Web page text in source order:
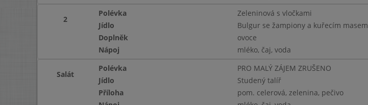
2
Polévka Zeleninová s vločkami
Jídlo
Bulgur se žampiony a kuřecím masem
Doplněk
ovoce
Nápoj
mléko, čaj, voda
Salát
Polévka
PRO MALÝ ZÁJEM ZRUŠENO
Jídlo
Studený talíř
Příloha
pom. celerová, zelenina, pečivo